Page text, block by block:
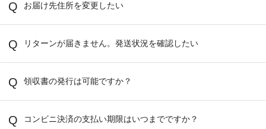
お届け先住所を変更したい
リターンが届きません。発送状況を確認したい
領収書の発行は可能ですか？
コンビニ決済の支払い期限はいつまでですか？